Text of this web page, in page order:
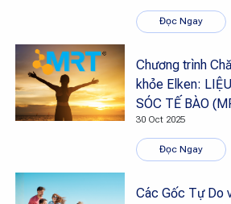
Đọc Ngay
Chương trình
khỏe Elken:
SÓC TẾ BÀO
30 Oct 2025
Đọc Ngay
Các Gốc Tự Do